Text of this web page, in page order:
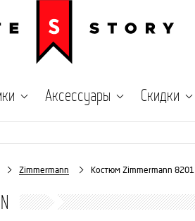
Аксессуары Скидки
Zimmermann Костюм Zimmermann 8201